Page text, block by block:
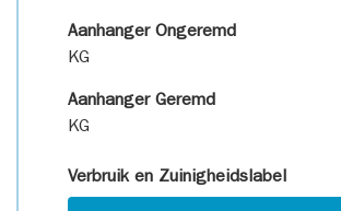
Aanhanger Ongeremd
KG
Aanhanger Geremd
KG
Verbruik en Zuinigheidslabel